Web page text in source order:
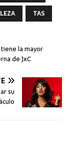
TAS
la mayor
de JxC
su